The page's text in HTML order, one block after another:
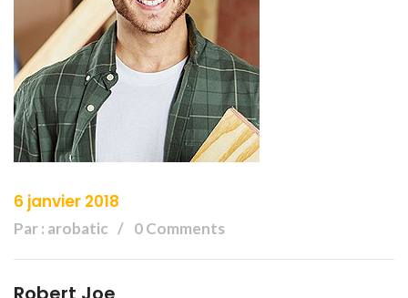
6 janvier 2018
Par : arobatic 0 Comments